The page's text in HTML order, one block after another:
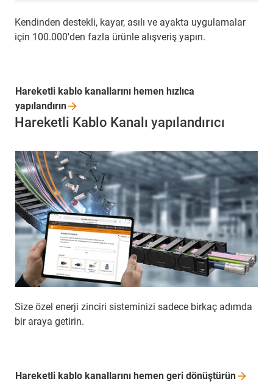
Kendinden destekli, kayar, asılı ve ayakta uygulamalar
için 100.000'den fazla ürünle alışveriş yapın.
Hareketli Kablo Kanalı yapılandırıcı
Size özel enerji zinciri sisteminizi sadece birkaç adımda
bir araya getirin.
Hareketli kablo kanallarını hemen hızlıca
yapılandırın
Hareketli kablo kanallarını hemen geri dönüştürün